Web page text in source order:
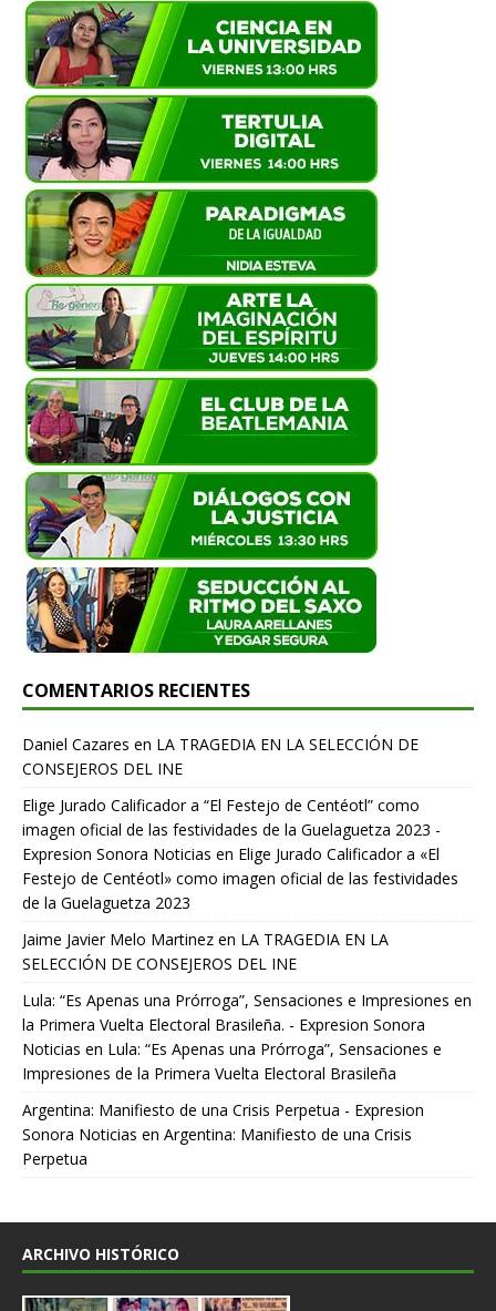
COMENTARIOS RECIENTES
Daniel Cazares en LA TRAGEDIA EN LA SELECCIÓN DE
CONSEJEROS DEL INE
Elige Jurado Calificador a “El Festejo de Centéotl” como
imagen oficial de las festividades de la Guelaguetza 2023 -
Expresion Sonora Noticias en Elige Jurado Calificador a «El
Festejo de Centéotl» como imagen oficial de las festividades
de la Guelaguetza 2023
Jaime Javier Melo Martinez en LA TRAGEDIA EN LA
SELECCIÓN DE CONSEJEROS DEL INE
Lula: “Es Apenas una Prórroga”, Sensaciones e Impresiones en
la Primera Vuelta Electoral Brasileña. - Expresion Sonora
Noticias en Lula: “Es Apenas una Prórroga”, Sensaciones e
Impresiones de la Primera Vuelta Electoral Brasileña
Argentina: Manifiesto de una Crisis Perpetua - Expresion
Sonora Noticias en Argentina: Manifiesto de una Crisis
Perpetua
ARCHIVO HISTÓRICO